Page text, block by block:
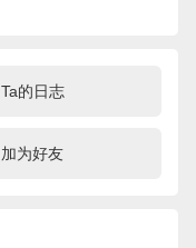
Ta的日志
加为好友